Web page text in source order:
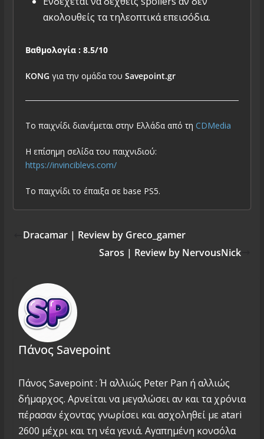
ακολουθείς τα τηλεοπτικά επεισόδια.
Βαθμολογία : 8.5/10
KONG για την ομάδα του Savepoint.gr
To παιχνίδι διανέμεται στην Ελλάδα από τη CDMedia
H επίσημη σελίδα του παιχνιδιού:
https://invinciblevs.com/
To παιχνίδι το έπαιξα σε base PS5.
Dracamar | Review by Greco_gamer
Saros | Review by NervousNick
Πάνος Savepoint
Πάνος Savepoint : Ή αλλιώς Peter Pan ή αλλιώς
δήμαρχος. Αρνείται να μεγαλώσει αν και τα χρόνια
πέρασαν έχοντας γνωρίσει και ασχοληθεί με atari
2600 μέχρι και τη νέα γενιά. Αγαπημένη κονσόλα